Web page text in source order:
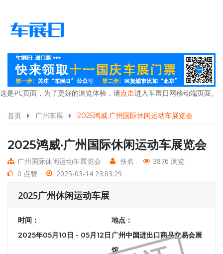
这是PC页面，为了更好的浏览体验，请点击进入车展日网移动端页面。
首页 广州车展 2025鸿威·广州国际休闲运动车展览会
2025鸿威·广州国际休闲运动车展览会
广州国际休闲运动车展览会 佚名
3876 浏览
0 点赞
2025-03-14 23:03:29
2025广州休闲运动车展
时间：
2025年05月10日 - 05月12日
地点：
广州中国进出口商品交易会展
馆